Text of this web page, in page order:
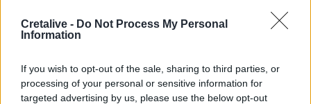
Cretalive - Do Not Process My Personal
Information
If you wish to opt-out of the sale, sharing to third parties, or
processing of your personal or sensitive information for
targeted advertising by us, please use the below opt-out
22:39
δύο δολοφονίες γυναικών - Η συγγνώμη από την
αστυνομία